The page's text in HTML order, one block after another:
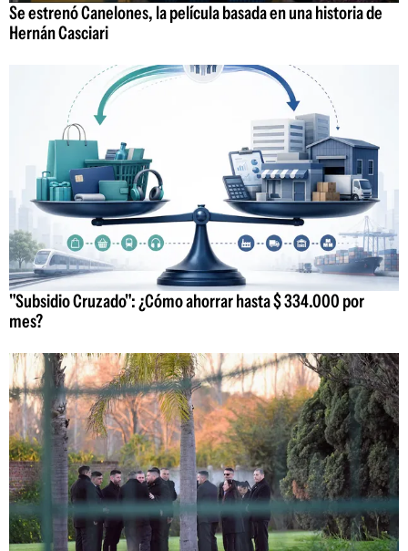
Se estrenó Canelones, la película basada en una historia de
Hernán Casciari
"Subsidio Cruzado": ¿Cómo ahorrar hasta $ 334.000 por
mes?